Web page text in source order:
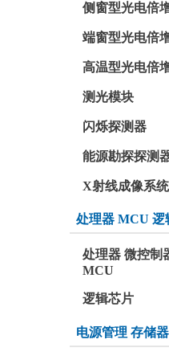
侧窗型光电倍
端窗型光电倍
高温型光电倍
测光模块
闪烁探测器
能源勘探探测
X射线成像系统
处理器 MCU 逻
处理器 微控制
MCU
逻辑芯片
电源管理 存储